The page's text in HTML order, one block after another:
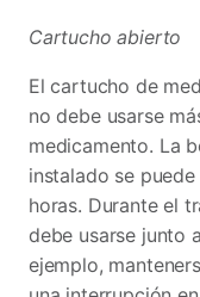
Cartucho abierto
El cartucho de
no debe usarse
medicamento. La
instalado se
horas. Durante el
debe usarse junto
ejemplo,